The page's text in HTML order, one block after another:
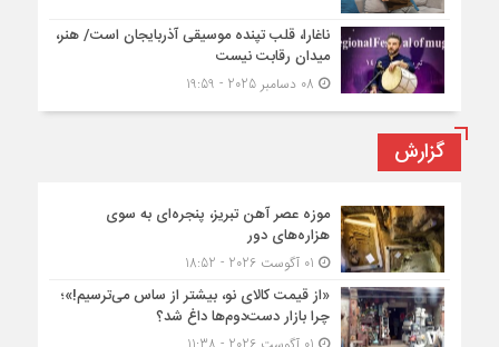
ناغارا، قلب تپنده موسیقی آذربایجان است/ هنر،
میدان رقابت نیست
گزارش
موزه عصر آهن تبریز، پنجره‌ای به سوی
هزاره‌های دور
«از قیمت کالای نو، بیشتر از ساس می‌ترسیم!»؛
چرا بازار دست‌دوم‌ها داغ شد؟